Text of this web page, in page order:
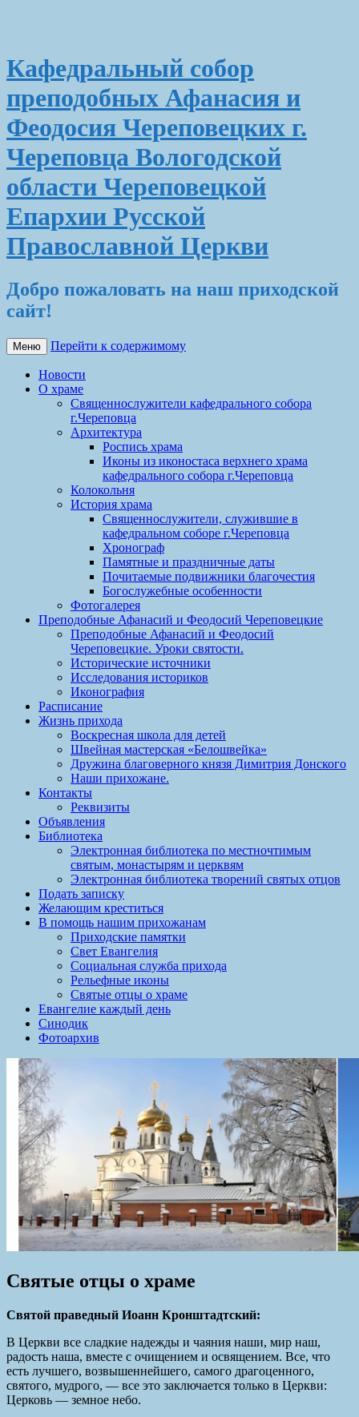
Кафедральный собор
преподобных Афанасия и
Феодосия Череповецких г.
Череповца Вологодской
области Череповецкой
Епархии Русской
Православной Церкви
Добро пожаловать на наш приходской
сайт!
Меню Перейти к содержимому
Новости
О храме
Священнослужители кафедрального собора
г.Череповца
Архитектура
Роспись храма
Иконы из иконостаса верхнего храма
кафедрального собора г.Череповца
Колокольня
История храма
Священнослужители, служившие в
кафедральном соборе г.Череповца
Хронограф
Памятные и праздничные даты
Почитаемые подвижники благочестия
Богослужебные особенности
Фотогалерея
Преподобные Афанасий и Феодосий Череповецкие
Преподобные Афанасий и Феодосий
Череповецкие. Уроки святости.
Исторические источники
Исследования историков
Иконография
Расписание
Жизнь прихода
Воскресная школа для детей
Швейная мастерская «Белошвейка»
Дружина благоверного князя Димитрия Донского
Наши прихожане.
Контакты
Реквизиты
Объявления
Библиотека
Электронная библиотека по местночтимым
святым, монастырям и церквям
Электронная библиотека творений святых отцов
Подать записку
Желающим креститься
В помощь нашим прихожанам
Приходские памятки
Свет Евангелия
Социальная служба прихода
Рельефные иконы
Святые отцы о храме
Евангелие каждый день
Синодик
Фотоархив
Святые отцы о храме
Святой праведный Иоанн Кронштадтский:
В Церкви все сладкие надежды и чаяния наши, мир наш,
радость наша, вместе с очищением и освящением. Все, что
есть лучшего, возвышеннейшего, самого драгоценного,
святого, мудрого, — все это заключается только в Церкви:
Церковь — земное небо.